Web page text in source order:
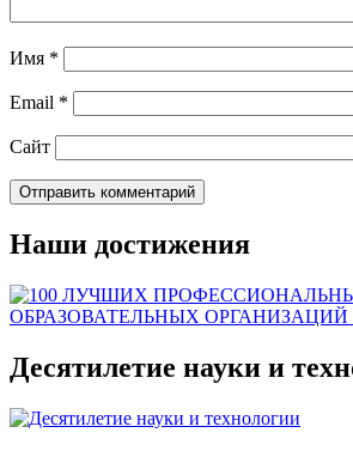
Имя *
Email *
Сайт
Наши достижения
Десятилетие науки и